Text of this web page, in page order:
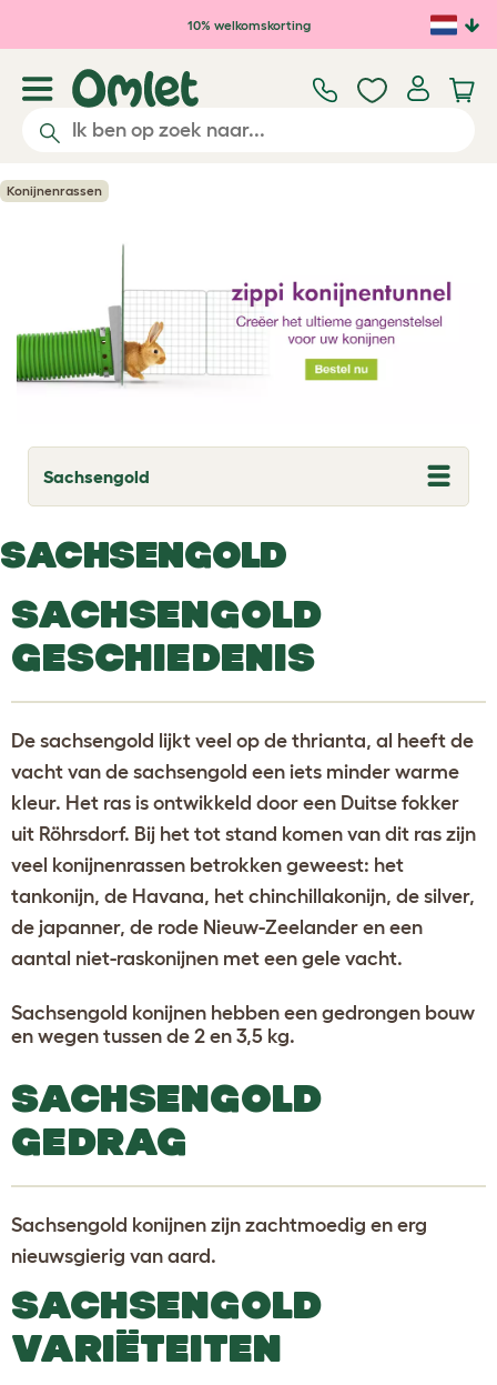
Ga naar de hoofdinhoud
10% welkomskorting
Konijnenrassen
Sachsengold
T
o
l
e
r
o
p
d
w
SACHSENGOLD
SACHSENGOLD
GESCHIEDENIS
De sachsengold lijkt veel op de thrianta, al heeft de
vacht van de sachsengold een iets minder warme
kleur. Het ras is ontwikkeld door een Duitse fokker
uit Röhrsdorf. Bij het tot stand komen van dit ras zijn
veel konijnenrassen betrokken geweest: het
tankonijn, de Havana, het chinchillakonijn, de silver,
de japanner, de rode Nieuw-Zeelander en een
aantal niet-raskonijnen met een gele vacht.
Sachsengold konijnen hebben een gedrongen bouw
en wegen tussen de 2 en 3,5 kg.
SACHSENGOLD
GEDRAG
Sachsengold konijnen zijn zachtmoedig en erg
nieuwsgierig van aard.
SACHSENGOLD
VARIËTEITEN